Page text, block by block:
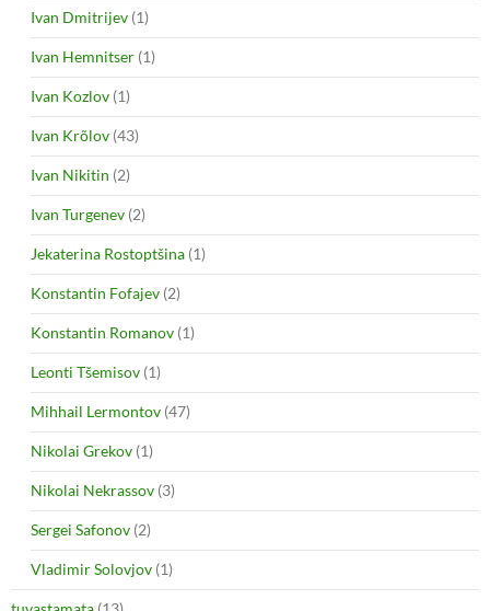
Ivan Dmitrijev (1)
Ivan Hemnitser (1)
Ivan Kozlov (1)
Ivan Krõlov (43)
Ivan Nikitin (2)
Ivan Turgenev (2)
Jekaterina Rostoptšina (1)
Konstantin Fofajev (2)
Konstantin Romanov (1)
Leonti Tšemisov (1)
Mihhail Lermontov (47)
Nikolai Grekov (1)
Nikolai Nekrassov (3)
Sergei Safonov (2)
Vladimir Solovjov (1)